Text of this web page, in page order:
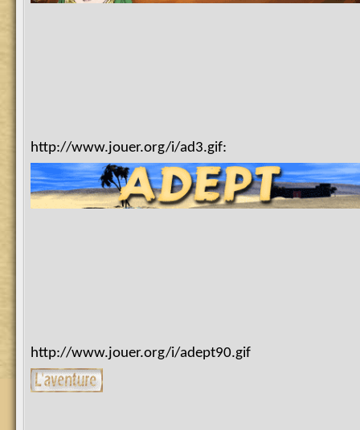
http://www.jouer.org/i/ad3.gif:
http://www.jouer.org/i/adept90.gif